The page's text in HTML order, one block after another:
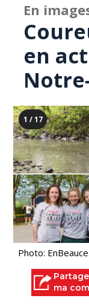
En
en
1 / 17
Photo:
ma